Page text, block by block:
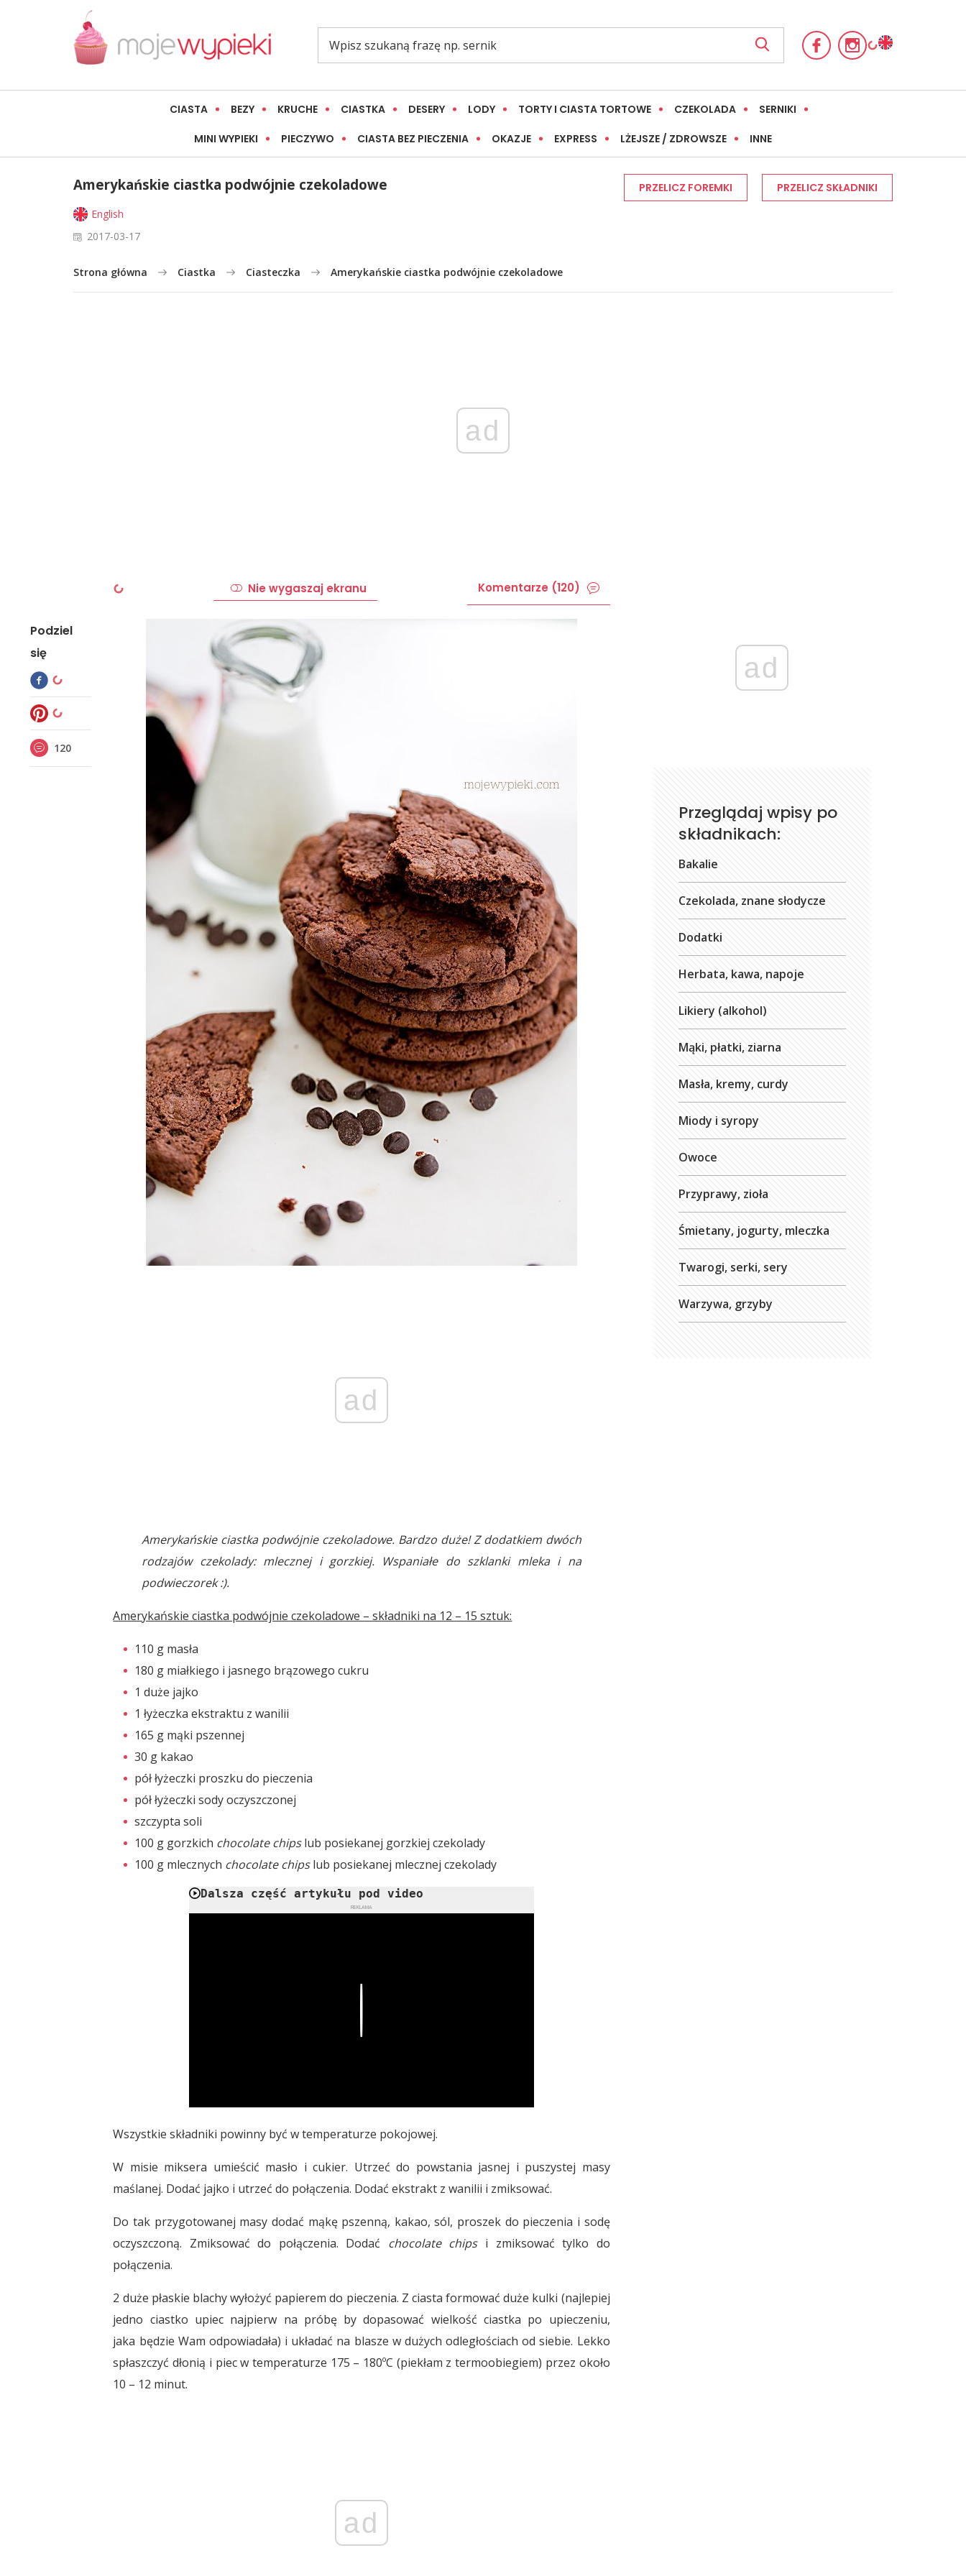
CIASTA BEZY KRUCHE CIASTKA DESERY LODY TORTY I CIASTA TORTOWE CZEKOLADA SERNIKI
MINI WYPIEKI PIECZYWO CIASTA BEZ PIECZENIA OKAZJE EXPRESS LŻEJSZE / ZDROWSZE INNE
Amerykańskie ciastka podwójnie czekoladowe
English
2017-03-17
PRZELICZ FOREMKI PRZELICZ SKŁADNIKI
Strona główna Ciastka Ciasteczka Amerykańskie ciastka podwójnie czekoladowe
ad
Podziel
się
120
Nie wygaszaj ekranu Komentarze (120)
ad
Amerykańskie ciastka podwójnie czekoladowe. Bardzo duże! Z dodatkiem dwóch
rodzajów czekolady: mlecznej i gorzkiej. Wspaniałe do szklanki mleka i na
podwieczorek :).
Amerykańskie ciastka podwójnie czekoladowe – składniki na 12 – 15 sztuk:
110 g masła
180 g miałkiego i jasnego brązowego cukru
1 duże jajko
1 łyżeczka ekstraktu z wanilii
165 g mąki pszennej
30 g kakao
pół łyżeczki proszku do pieczenia
pół łyżeczki sody oczyszczonej
szczypta soli
100 g gorzkich chocolate chipslub posiekanej gorzkiej czekolady
100 g mlecznych chocolate chipslub posiekanej mlecznej czekolady
Dalsza część artykułu pod video
REKLAMA
Wszystkie składniki powinny być w temperaturze pokojowej.
W misie miksera umieścić masło i cukier. Utrzeć do powstania jasnej i puszystej masy
maślanej. Dodać jajko i utrzeć do połączenia. Dodać ekstrakt z wanilii i zmiksować.
Do tak przygotowanej masy dodać mąkę pszenną, kakao, sól, proszek do pieczenia i sodę
oczyszczoną. Zmiksować do połączenia. Dodać chocolate chips i zmiksować tylko do
połączenia.
2 duże płaskie blachy wyłożyć papierem do pieczenia. Z ciasta formować duże kulki (najlepiej
jedno ciastko upiec najpierw na próbę by dopasować wielkość ciastka po upieczeniu,
jaka będzie Wam odpowiadała) i układać na blasze w dużych odległościach od siebie. Lekko
spłaszczyć dłonią i piec w temperaturze 175 – 180ºC (piekłam z termoobiegiem) przez około
10 – 12 minut.
ad
ad
Przeglądaj wpisy po
składnikach:
Bakalie
Czekolada, znane słodycze
Dodatki
Herbata, kawa, napoje
Likiery (alkohol)
Mąki, płatki, ziarna
Masła, kremy, curdy
Miody i syropy
Owoce
Przyprawy, zioła
Śmietany, jogurty, mleczka
Twarogi, serki, sery
Warzywa, grzyby